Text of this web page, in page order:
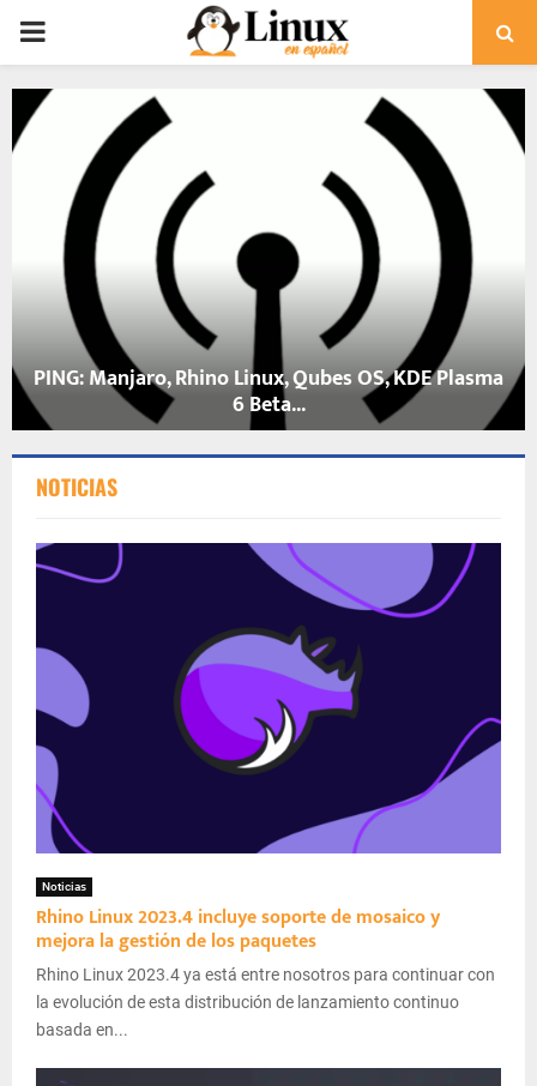
PRIMARY
MENU
Fedora Asahi Remix, el Linux para Apple Silicon ya
es...
NOTICIAS
Noticias
Rhino Linux 2023.4 incluye soporte de mosaico y
mejora la gestión de los paquetes
Rhino Linux 2023.4 ya está entre nosotros para continuar con
la evolución de esta distribución de lanzamiento continuo
basada en...